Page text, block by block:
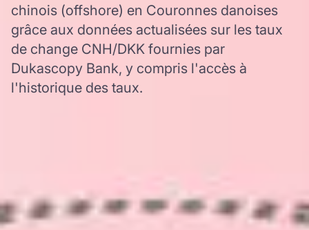
chinois (offshore) en Couronnes danoises
grâce aux données actualisées sur les taux
de change CNH/DKK fournies par
Dukascopy Bank, y compris l'accès à
l'historique des taux.